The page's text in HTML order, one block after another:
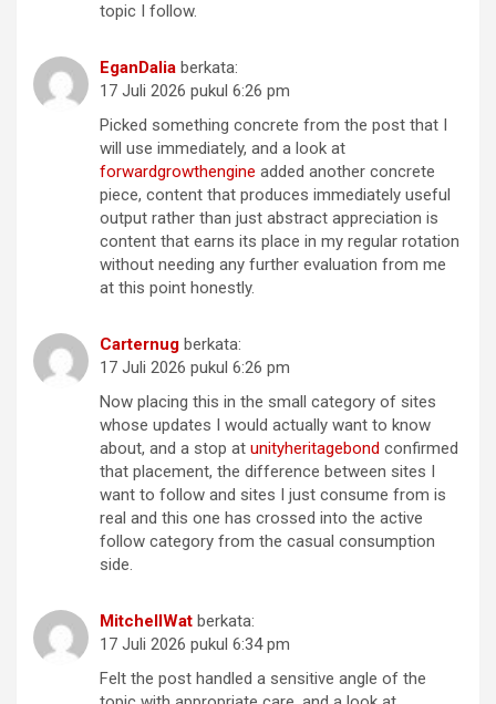
topic I follow.
EganDalia berkata:
17 Juli 2026 pukul 6:26 pm
Picked something concrete from the post that I
will use immediately, and a look at
forwardgrowthengine added another concrete
piece, content that produces immediately useful
output rather than just abstract appreciation is
content that earns its place in my regular rotation
without needing any further evaluation from me
at this point honestly.
Carternug berkata:
17 Juli 2026 pukul 6:26 pm
Now placing this in the small category of sites
whose updates I would actually want to know
about, and a stop at unityheritagebond confirmed
that placement, the difference between sites I
want to follow and sites I just consume from is
real and this one has crossed into the active
follow category from the casual consumption
side.
MitchellWat berkata:
17 Juli 2026 pukul 6:34 pm
Felt the post handled a sensitive angle of the